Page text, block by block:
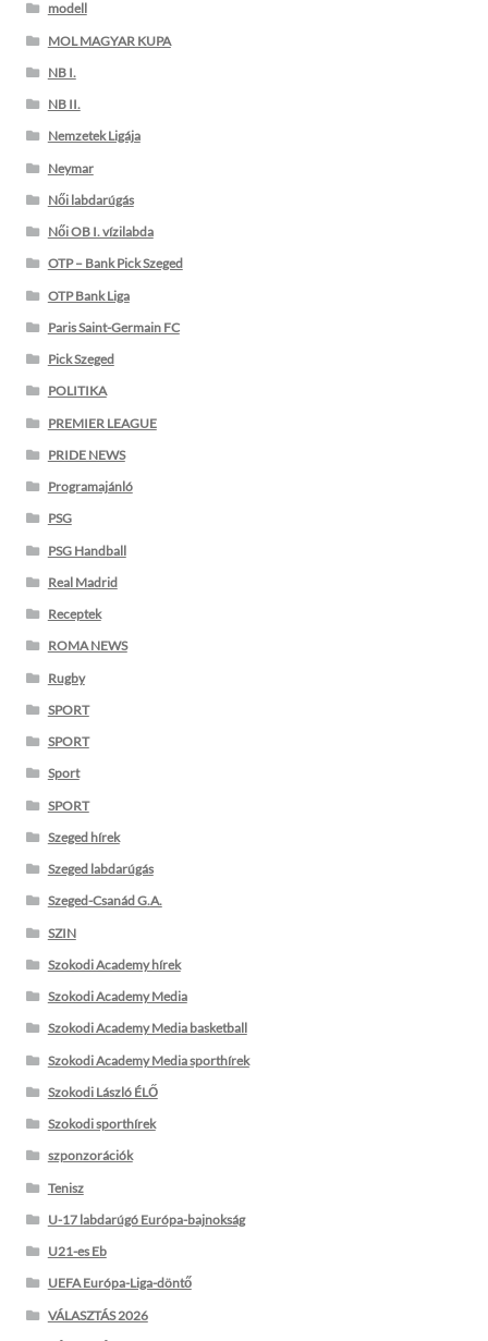
modell
MOL MAGYAR KUPA
NB I.
NB II.
Nemzetek Ligája
Neymar
Női labdarúgás
Női OB I. vízilabda
OTP – Bank Pick Szeged
OTP Bank Liga
Paris Saint-Germain FC
Pick Szeged
POLITIKA
PREMIER LEAGUE
PRIDE NEWS
Programajánló
PSG
PSG Handball
Real Madrid
Receptek
ROMA NEWS
Rugby
SPORT
SPORT
Sport
SPORT
Szeged hírek
Szeged labdarúgás
Szeged-Csanád G.A.
SZIN
Szokodi Academy hírek
Szokodi Academy Media
Szokodi Academy Media basketball
Szokodi Academy Media sporthírek
Szokodi László ÉLŐ
Szokodi sporthírek
szponzorációk
Tenisz
U-17 labdarúgó Európa-bajnokság
U21-es Eb
UEFA Európa-Liga-döntő
VÁLASZTÁS 2026